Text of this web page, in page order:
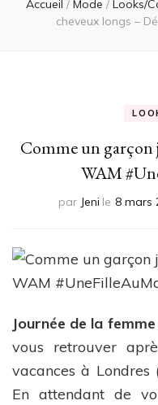
Accueil / Mode / Looks/
cheveux longs –
Comme un garçon
WAM
par Jeni le 8 mars
Journée de la femme
vous retrouver
vacances à
En attendant de